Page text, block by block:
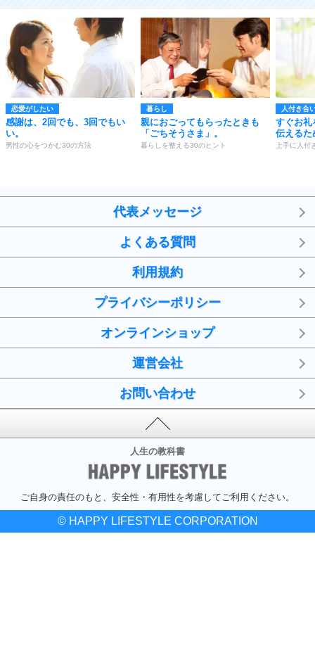
恋愛がしたい
感謝は、2回でも、3回でもい
い。
男性の心をつかむ30の方法
暮らし
親におごってもらったときも
「ごちそうさま」。
暮らしを整える30のヒント
人付き合
すぐお礼
伝えるた
上手に人付
代表メッセージ
よくある質問
利用規約
プライバシーポリシー
オンラインショップ
運営会社
お問い合わせ
人生の教科書
ご自身の責任のもと、安全性・有用性を考慮してご利用ください。
© HAPPY LIFESTYLE CORPORATION